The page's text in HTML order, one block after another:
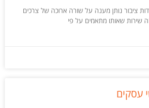
ציבור נותן מענה על שורה ארוכה של צרכים
שירות שאותו מתאמים על פי
עסקים